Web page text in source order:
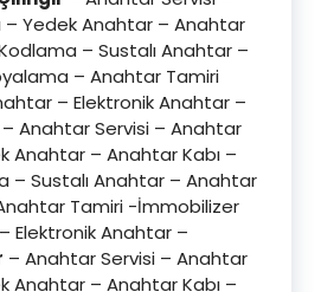
– Yedek Anahtar – Anahtar
– Sustalı Anahtar –
– Anahtar Tamiri
– Elektronik Anahtar –
– Anahtar Servisi – Anahtar
Anahtar – Anahtar Kabı –
– Sustalı Anahtar – Anahtar
Tamiri -İmmobilizer
Elektronik Anahtar –
– Anahtar Servisi – Anahtar
Anahtar – Anahtar Kabı –